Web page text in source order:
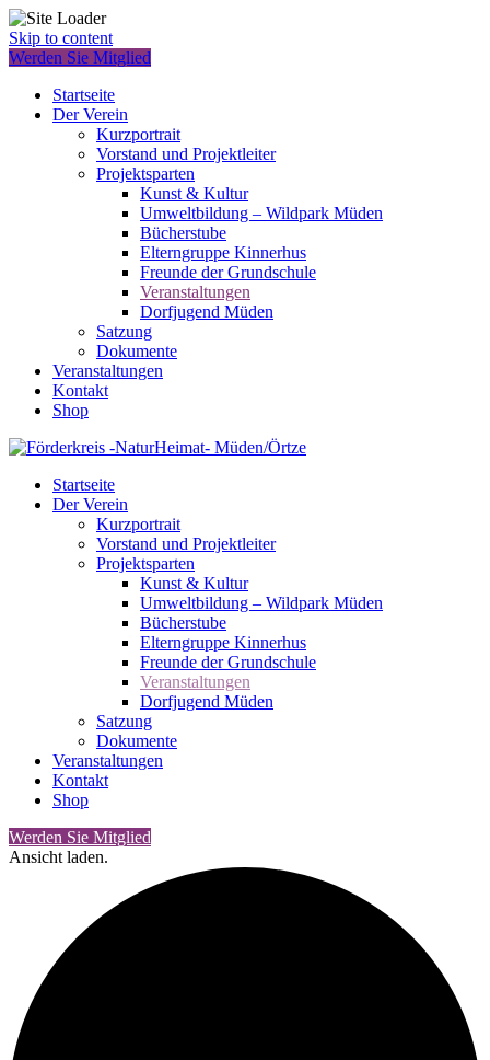
Skip to content
Werden Sie Mitglied
Startseite
Der Verein
Kurzportrait
Vorstand und Projektleiter
Projektsparten
Kunst & Kultur
Umweltbildung – Wildpark Müden
Bücherstube
Elterngruppe Kinnerhus
Freunde der Grundschule
Veranstaltungen
Dorfjugend Müden
Satzung
Dokumente
Veranstaltungen
Kontakt
Shop
Startseite
Der Verein
Kurzportrait
Vorstand und Projektleiter
Projektsparten
Kunst & Kultur
Umweltbildung – Wildpark Müden
Bücherstube
Elterngruppe Kinnerhus
Freunde der Grundschule
Veranstaltungen
Dorfjugend Müden
Satzung
Dokumente
Veranstaltungen
Kontakt
Shop
Werden Sie Mitglied
Ansicht laden.